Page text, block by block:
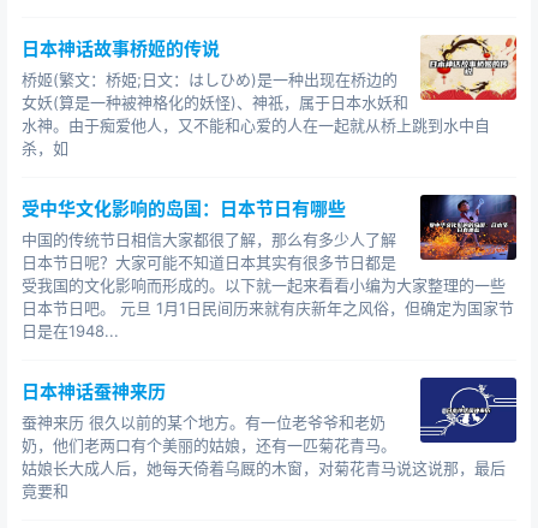
日本神话故事桥姬的传说
桥姬(繁文：桥姫;日文：はしひめ)是一种出现在桥边的
女妖(算是一种被神格化的妖怪)、神祇，属于日本水妖和
水神。由于痴爱他人，又不能和心爱的人在一起就从桥上跳到水中自
杀，如
受中华文化影响的岛国：日本节日有哪些
中国的传统节日相信大家都很了解，那么有多少人了解
日本节日呢？大家可能不知道日本其实有很多节日都是
受我国的文化影响而形成的。以下就一起来看看小编为大家整理的一些
日本节日吧。 元旦 1月1日民间历来就有庆新年之风俗，但确定为国家节
日是在1948...
日本神话蚕神来历
蚕神来历 很久以前的某个地方。有一位老爷爷和老奶
奶，他们老两口有个美丽的姑娘，还有一匹菊花青马。
姑娘长大成人后，她每天倚着乌厩的木窗，对菊花青马说这说那，最后
竟要和